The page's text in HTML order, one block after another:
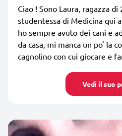
Ciao ! Sono Laura, ragazza di
studentessa di Medicina qui
ho sempre avuto dei cani e
da casa, mi manca un po' la
cagnolino con cui giocare e
Vedi il suo